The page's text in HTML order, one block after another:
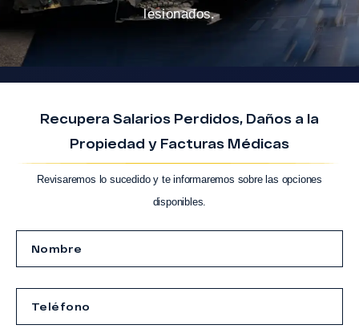
lesionados.
Recupera Salarios Perdidos, Daños a la
Propiedad y Facturas Médicas
Revisaremos lo sucedido y te informaremos sobre las opciones
disponibles.